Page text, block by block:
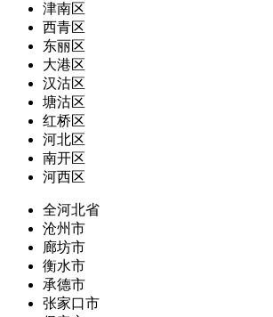
津南区
西青区
东丽区
大港区
汉沽区
塘沽区
红桥区
河北区
南开区
河西区
全河北省
沧州市
廊坊市
衡水市
承德市
张家口市